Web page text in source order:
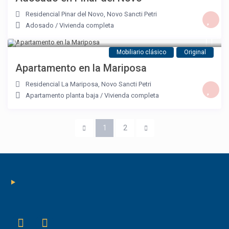
Residencial Pinar del Novo,Novo Sancti Petri
Adosado /Vivienda completa
Mobiliario clásico Original
Apartamento en la Mariposa
Residencial La Mariposa,Novo Sancti Petri
Apartamento planta baja /Vivienda completa
1 2